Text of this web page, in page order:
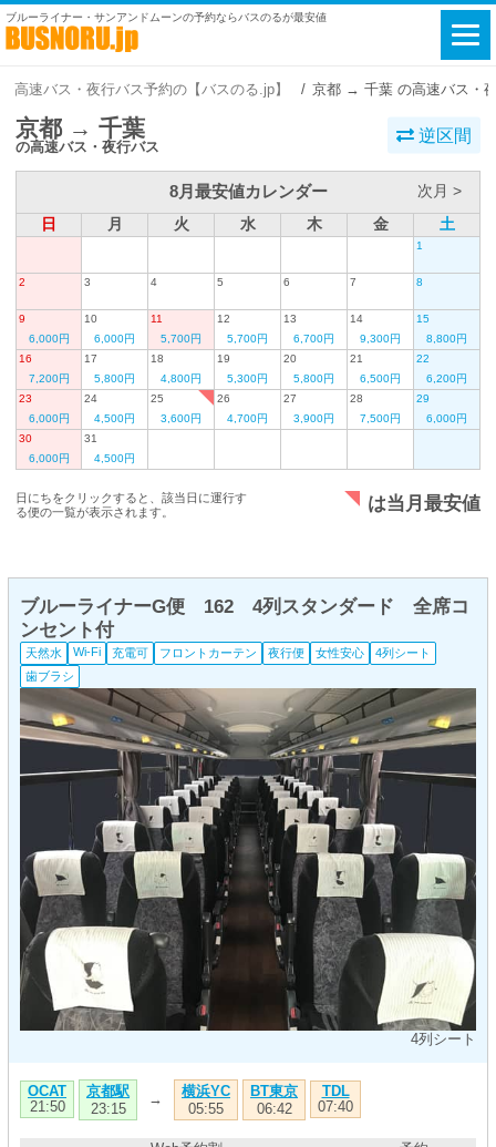
ブルーライナー・サンアンドムーンの予約ならバスのるが最安値
高速バス・夜行バス予約の【バスのる.jp】 京都 → 千葉 の高速バス・
京都 → 千葉
の高速バス・夜行バス
逆区間
8月最安値カレンダー
次月 >
日
月 火 水 木 金 土
1
2 3 4 5 6 7 8
9
6,000円
10
6,000円
11
5,700円
12
5,700円
13
6,700円
14
9,300円
15
8,800円
16
7,200円
17
5,800円
18
4,800円
19
5,300円
20
5,800円
21
6,500円
22
6,200円
23
6,000円
24
4,500円
25
3,600円
26
4,700円
27
3,900円
28
7,500円
29
6,000円
30
6,000円
31
4,500円
日にちをクリックすると、該当日に運行す
る便の一覧が表示されます。
は当月最安値
4列シート
ブルーライナーG便 162 4列スタンダード 全席コ
ンセント付
天然水 Wi-Fi 充電可 フロントカーテン 夜行便 女性安心
4列シート
歯ブラシ
OCAT
21:50
京都駅
23:15
→
横浜YC
05:55
BT東京
06:42
TDL
07:40